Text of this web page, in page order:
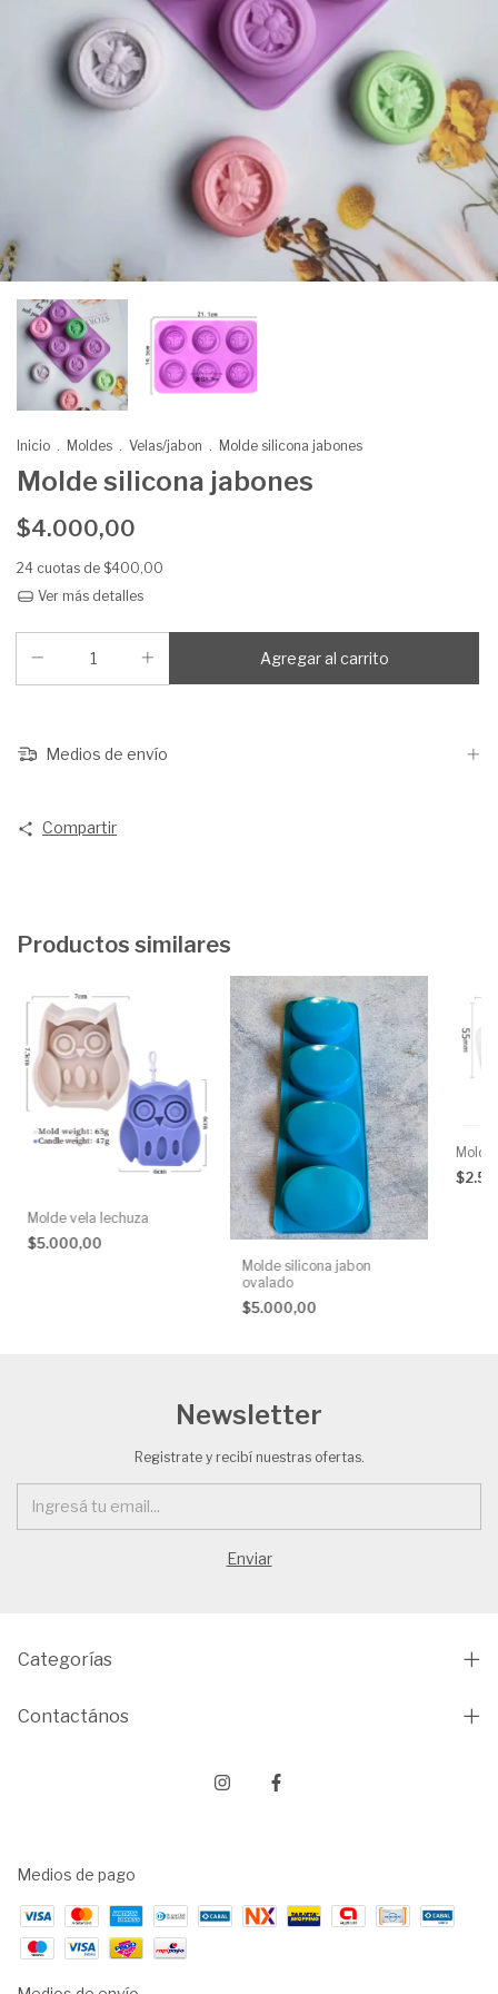
Inicio . Moldes . Velas/jabon . Molde silicona jabones
Molde silicona jabones
$4.000,00
24 cuotas de $400,00
Ver más detalles
Medios de envío
Compartir
Productos similares
Molde vela lechuza
$5.000,00
Molde silicona jabon
ovalado
$5.000,00
Newsletter
Registrate y recibí nuestras ofertas.
Categorías
Contactános
Medios de pago